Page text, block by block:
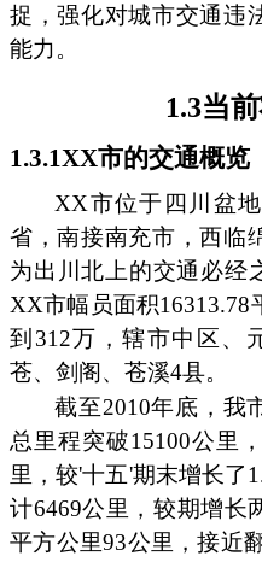
捉，强化对城市交通违
能力。
1.3当
1.3.1XX市的交通概览
XX市位于四川盆
省，南接南充市，西临
为出川北上的交通必经
XX市幅员面积16313.78
到312万，辖市中区、
苍、剑阁、苍溪4县。
截至2010年底，我
总里程突破15100公里
里，较'十五'期末增长了
计6469公里，较期增长
平方公里93公里，接近